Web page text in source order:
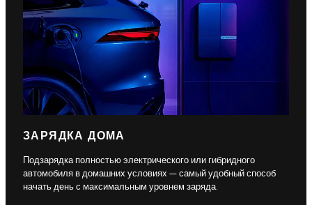
ЗАРЯДКА ДОМА
Подзарядка полностью электрического или гибридного
автомобиля в домашних условиях — самый удобный способ
начать день с максимальным уровнем заряда.